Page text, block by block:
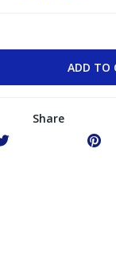
Share